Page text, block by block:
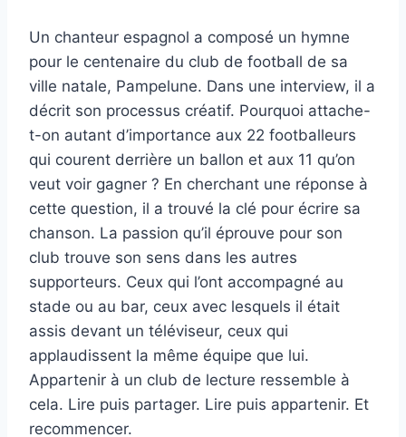
Un chanteur espagnol a composé un hymne
pour le centenaire du club de football de sa
ville natale, Pampelune. Dans une interview, il a
décrit son processus créatif. Pourquoi attache-
t-on autant d’importance aux 22 footballeurs
qui courent derrière un ballon et aux 11 qu’on
veut voir gagner ? En cherchant une réponse à
cette question, il a trouvé la clé pour écrire sa
chanson. La passion qu’il éprouve pour son
club trouve son sens dans les autres
supporteurs. Ceux qui l’ont accompagné au
stade ou au bar, ceux avec lesquels il était
assis devant un téléviseur, ceux qui
applaudissent la même équipe que lui.
Appartenir à un club de lecture ressemble à
cela. Lire puis partager. Lire puis appartenir. Et
recommencer.